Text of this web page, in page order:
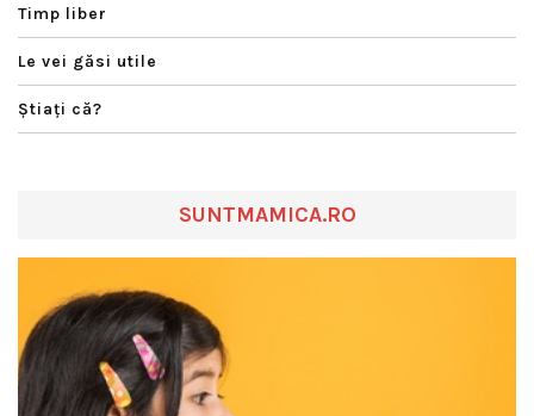
Timp liber
Le vei găsi utile
Ştiaţi că?
SUNTMAMICA.RO